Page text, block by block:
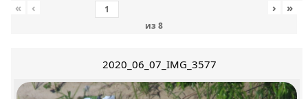
«
‹
из 8
› »
2020_06_07_IMG_3577